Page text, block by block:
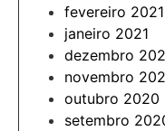
fevereiro 2021
janeiro 2021
dezembro
novembro
outubro 2020
setembro